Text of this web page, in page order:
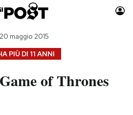
Auto
Moda
PIÙ DI 11 ANNI
maggio 2015
of Thrones